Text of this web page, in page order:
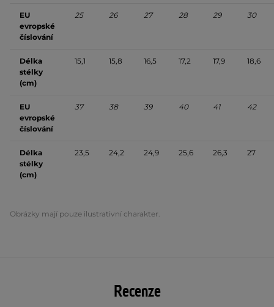
EU
evropské
číslování
25 26 27 28 29 30
Délka
stélky
(cm)
15,1 15,8 16,5 17,2 17,9 18,6
EU
evropské
číslování
37 38 39 40 41 42
Délka
stélky
(cm)
23,5 24,2 24,9 25,6 26,3 27
Obrázky mají pouze ilustrativní charakter.
Recenze